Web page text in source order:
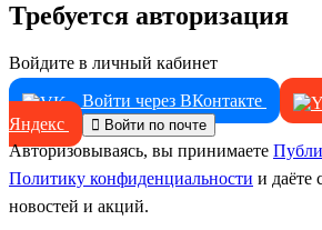
Требуется авторизация
Войдите в личный кабинет
Войти через ВКонтакте
Яндекс
Войти по почте
Авторизовываясь, вы принимаете
Политику конфиденциальности и даёте
новостей и акций.